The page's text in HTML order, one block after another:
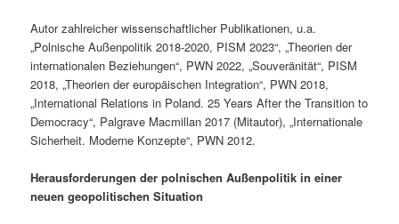
Autor zahlreicher wissenschaftlicher Publikationen, u.a.
„Polnische Außenpolitik 2018-2020, PISM 2023“, „Theorien der
internationalen Beziehungen“, PWN 2022, „Souveränität“, PISM
2018, „Theorien der europäischen Integration“, PWN 2018,
„International Relations in Poland. 25 Years After the Transition to
Democracy“, Palgrave Macmillan 2017 (Mitautor), „Internationale
Sicherheit. Moderne Konzepte“, PWN 2012.
Herausforderungen der polnischen Außenpolitik in einer
neuen geopolitischen Situation